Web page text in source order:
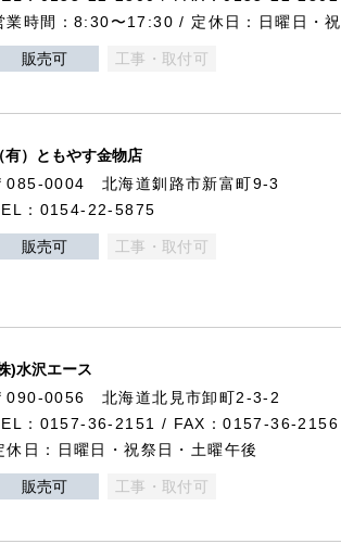
業時間：8:30〜17:30 / 定休日：日曜日・祝
販売可 工事・取付可
有）ともやす金物店
085-0004 北海道釧路市新富町9-3
：0154-22-5875
販売可 工事・取付可
)水沢エース
090-0056 北海道北見市卸町2-3-2
：0157-36-2151 / FAX：0157-36-
休日：日曜日・祝祭日・土曜午後
販売可 工事・取付可